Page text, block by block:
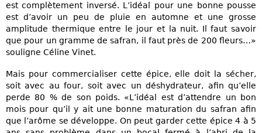
est complètement inversé. L’idéal pour une bonne pousse
est d’avoir un peu de pluie en automne et une grosse
amplitude thermique entre le jour et la nuit. Il faut savoir
que pour un gramme de safran, il faut près de 200 fleurs…»
souligne Céline Vinet.
Mais pour commercialiser cette épice, elle doit la sécher,
soit avec au four, soit avec un déshydrateur, afin qu’elle
perde 80 % de son poids. «L’idéal est d’attendre un bon
mois pour qu’il y ait une bonne maturation du safran afin
que l’arôme se développe. On peut garder cette épice 4 à 5